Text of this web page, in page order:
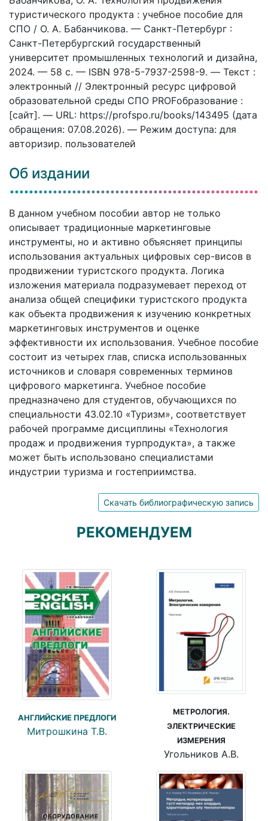
туристического продукта : учебное пособие для
СПО / О. А. Бабанчикова. — Санкт-Петербург :
Санкт-Петербургский государственный
университет промышленных технологий и дизайна,
2024. — 58 c. — ISBN 978-5-7937-2598-9. — Текст :
электронный // Электронный ресурс цифровой
образовательной среды СПО PROFобразование :
[сайт]. — URL: https://profspo.ru/books/143495 (дата
обращения: 07.08.2026). — Режим доступа: для
авторизир. пользователей
Об издании
В данном учебном пособии автор не только
описывает традиционные маркетинговые
инструменты, но и активно объясняет принципы
использования актуальных цифровых сер-висов в
продвижении туристского продукта. Логика
изложения материала подразумевает переход от
анализа общей специфики туристского продукта
как объекта продвижения к изучению конкретных
маркетинговых инструментов и оценке
эффективности их использования. Учебное пособие
состоит из четырех глав, списка использованных
источников и словаря современных терминов
цифрового маркетинга. Учебное пособие
предназначено для студентов, обучающихся по
специальности 43.02.10 «Туризм», соответствует
рабочей программе дисциплины «Технология
продаж и продвижения турпродукта», а также
может быть использовано специалистами
индустрии туризма и гостеприимства.
Скачать библиографическую запись
РЕКОМЕНДУЕМ
АНГЛИЙСКИЕ ПРЕДЛОГИ
Митрошкина Т.В.
МЕТРОЛОГИЯ.
ЭЛЕКТРИЧЕСКИЕ
ИЗМЕРЕНИЯ
Угольников А.В.